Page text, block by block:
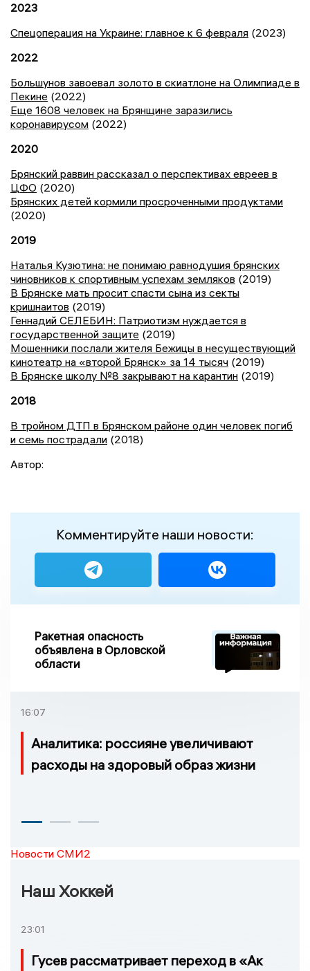
2023
Спецоперация на Украине: главное к 6 февраля (2023)
2022
Большунов завоевал золото в скиатлоне на Олимпиаде в
Пекине (2022)
Еще 1608 человек на Брянщине заразились
коронавирусом (2022)
2020
Брянский раввин рассказал о перспективах евреев в
ЦФО (2020)
Брянских детей кормили просроченными продуктами
(2020)
2019
Наталья Кузютина: не понимаю равнодушия брянских
чиновников к спортивным успехам земляков (2019)
В Брянске мать просит спасти сына из секты
кришнаитов (2019)
Геннадий СЕЛЕБИН: Патриотизм нуждается в
государственной защите (2019)
Мошенники послали жителя Бежицы в несуществующий
кинотеатр на «второй Брянск» за 14 тысяч (2019)
В Брянске школу №8 закрывают на карантин (2019)
2018
В тройном ДТП в Брянском районе один человек погиб
и семь пострадали (2018)
Автор:
Комментируйте наши новости:
Ракетная опасность
объявлена в Орловской
области
16:07
Аналитика: россияне увеличивают
расходы на здоровый образ жизни
Новости СМИ2
Наш Хоккей
23:01
Гусев рассматривает переход в «Ак